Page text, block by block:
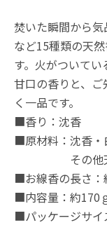
焚いた瞬間から
など15種類の天
す。火がついて
甘口の香りと、
く一品です。
■香り：沈香
■原材料：沈香・
その他天然
■お線香の長さ：
■内容量：約170
■パッケージサ